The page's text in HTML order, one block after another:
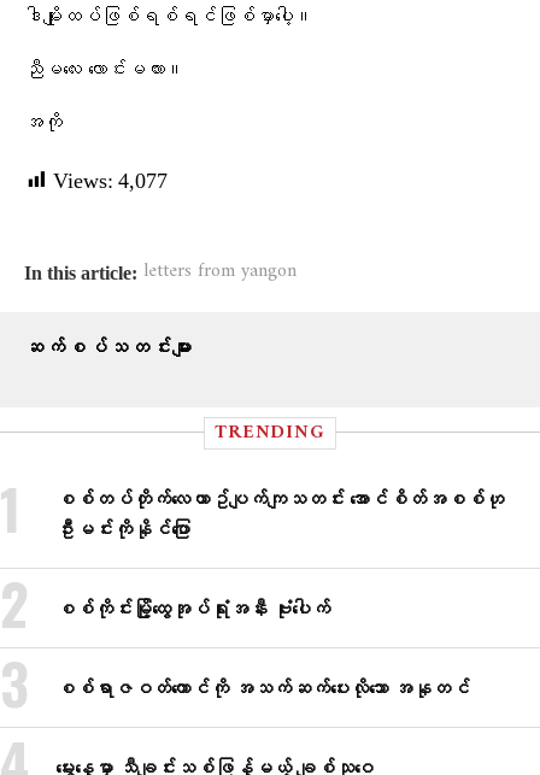
ဒါမျိုးထပ်ဖြစ်ရစ်ရင်ဖြစ်မှာပေါ့။
ညီမလေး လောင်းမလား။
အကို
Views: 4,077
In this article: letters from yangon
ဆက်စပ်သတင်းများ
TRENDING
စစ်တပ်တိုက်​လေယာဥ်ပျက်ကျသတင်း အောင်စိတ်အစစ်ဟု
ဦးမင်းကိုနိုင်​ပြော
စစ်ကိုင်းမြို့ထွေအုပ်ရုံးအနီး ဗုံးပေါက်
စစ်ရာဇဝတ်ကောင်ကို အသက်ဆက်ပေးလိုသော အနုတင်
မွေးနေ့မှာ သီချင်းသစ်ဖြန့်မယ့် ချစ်သုဝေ